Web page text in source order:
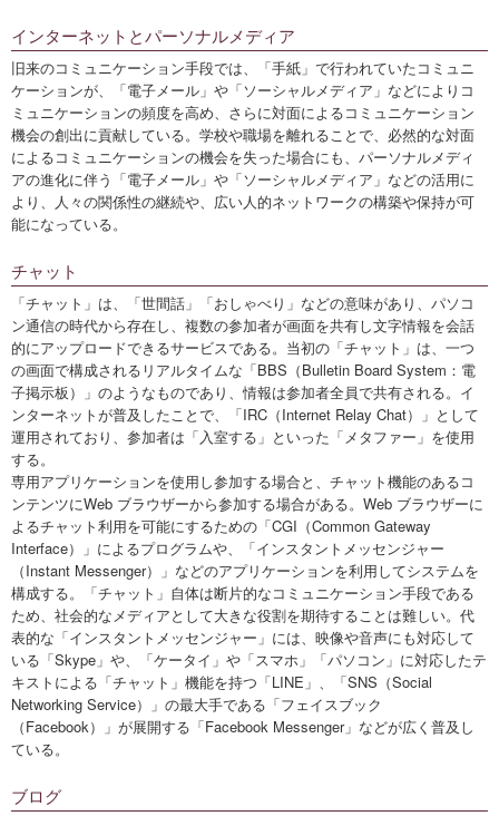
インターネットとパーソナルメディア
旧来のコミュニケーション手段では、「手紙」で行われていたコミュニ
ケーションが、「電子メール」や「ソーシャルメディア」などによりコ
ミュニケーションの頻度を高め、さらに対面によるコミュニケーション
機会の創出に貢献している。学校や職場を離れることで、必然的な対面
によるコミュニケーションの機会を失った場合にも、パーソナルメディ
アの進化に伴う「電子メール」や「ソーシャルメディア」などの活用に
より、人々の関係性の継続や、広い人的ネットワークの構築や保持が可
能になっている。
チャット
「チャット」は、「世間話」「おしゃべり」などの意味があり、パソコ
ン通信の時代から存在し、複数の参加者が画面を共有し文字情報を会話
的にアップロードできるサービスである。当初の「チャット」は、一つ
の画面で構成されるリアルタイムな「BBS（Bulletin Board System：電
子掲示板）」のようなものであり、情報は参加者全員で共有される。イ
ンターネットが普及したことで、「IRC（Internet Relay Chat）」として
運用されており、参加者は「入室する」といった「メタファー」を使用
する。
専用アプリケーションを使用し参加する場合と、チャット機能のあるコ
ンテンツにWeb ブラウザーから参加する場合がある。Web ブラウザーに
よるチャット利用を可能にするための「CGI（Common Gateway
Interface）」によるプログラムや、「インスタントメッセンジャー
（Instant Messenger）」などのアプリケーションを利用してシステムを
構成する。「チャット」自体は断片的なコミュニケーション手段である
ため、社会的なメディアとして大きな役割を期待することは難しい。代
表的な「インスタントメッセンジャー」には、映像や音声にも対応して
いる「Skype」や、「ケータイ」や「スマホ」「パソコン」に対応したテ
キストによる「チャット」機能を持つ「LINE」、「SNS（Social
Networking Service）」の最大手である「フェイスブック
（Facebook）」が展開する「Facebook Messenger」などが広く普及し
ている。
ブログ